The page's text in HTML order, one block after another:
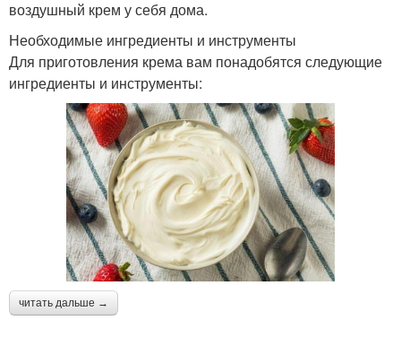
воздушный крем у себя дома.
Необходимые ингредиенты и инструменты
Для приготовления крема вам понадобятся следующие
ингредиенты и инструменты:
читать дальше →